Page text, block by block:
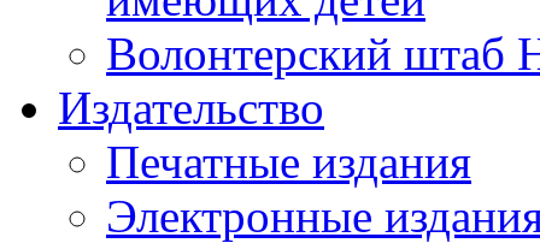
Волонтерский штаб
Издательство
Печатные издания
Электронные